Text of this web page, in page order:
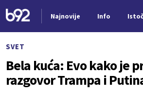
Najnovije Info
SVET
Bela kuća: Evo kako je
razgovor Trampa i